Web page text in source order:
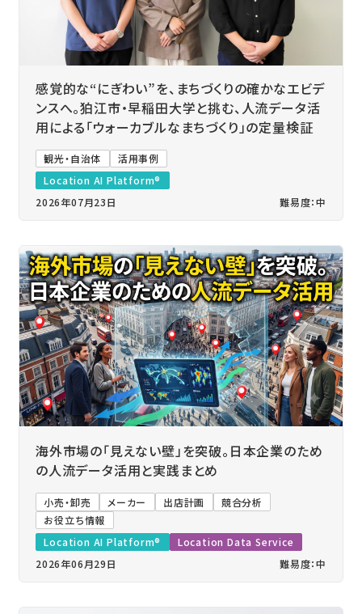
感覚的な“にぎわい”を、まちづくりの確かなエビデ
ンスへ。狛江市・早稲田大学と挑む、人流データ活
用による「ウォーカブルなまちづくり」の定量検証
観光・自治体
活用事例
Location AI Platform®
2026年07月23日
難易度：中
海外市場の「見えない壁」を突破。日本企業のため
の人流データ活用と実践まとめ
小売・卸売 メーカー 出店計画
競合分析
お役立ち情報
Location AI Platform®
Location Data Service
2026年06月29日
難易度：中